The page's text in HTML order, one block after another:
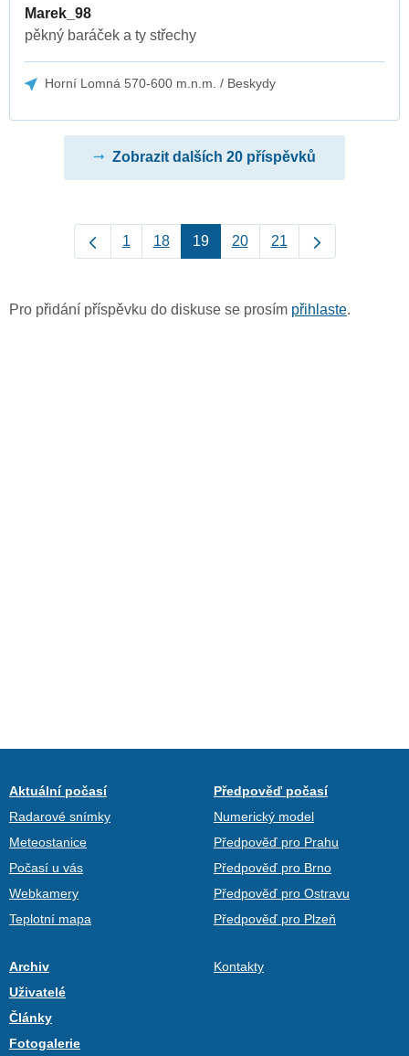
Marek_98
pěkný baráček a ty střechy
Horní Lomná 570-600 m.n.m. / Beskydy
Zobrazit dalších 20 příspěvků
1 18 19 20 21
Pro přidání příspěvku do diskuse se prosím přihlaste.
Aktuální počasí
Radarové snímky
Meteostanice
Počasí u vás
Webkamery
Teplotní mapa
Předpověď počasí
Numerický model
Předpověď pro Prahu
Předpověď pro Brno
Předpověď pro Ostravu
Předpověď pro Plzeň
Archiv
Uživatelé
Články
Fotogalerie
Kontakty